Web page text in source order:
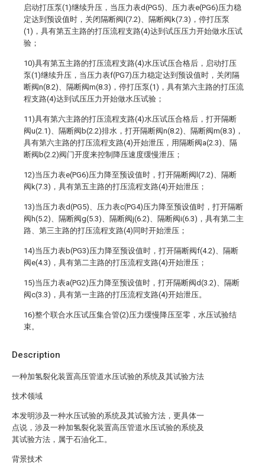
Description
一种加氢裂化装置高压管道水压试验的系统及其试验方法
技术领域
本发明涉及一种水压试验的系统及其试验方法，更具体一
点说，涉及一种加氢裂化装置高压管道水压试验的系统及
其试验方法，属于石油化工。
背景技术
启动打压泵(1)继续升压，当压力表d(PG5)、压力表e(PG6)压力稳
定达到预设值时，关闭隔断阀l(7.2)、隔断阀k(7.3)，停打压泵
(1)，具有第五主路的打压流程支路(4)达到试压压力开始做水压试
验；
10)具有第五主路的打压流程支路(4)水压试压合格后，启动打压
泵(1)继续升压，当压力表f(PG7)压力稳定达到预设值时，关闭隔
断阀n(8.2)、隔断阀m(8.3)，停打压泵(1)，具有第六主路的打压流
程支路(4)达到试压压力开始做水压试验；
11)具有第六主路的打压流程支路(4)水压试压合格后，打开隔断
阀u(2.1)、隔断阀b(2.2)排水，打开隔断阀n(8.2)、隔断阀m(8.3)，
具有第六主路的打压流程支路(4)开始泄压，用隔断阀a(2.3)、隔
断阀b(2.2)阀门开度来控制降压速度缓慢泄压；
12)当压力表e(PG6)压力降至预设值时，打开隔断阀l(7.2)、隔断
阀k(7.3)，具有第五主路的打压流程支路(4)开始泄压；
13)当压力表d(PG5)、压力表c(PG4)压力降至预设值时，打开隔断
阀h(5.2)、隔断阀g(5.3)、隔断阀j(6.2)、隔断阀i(6.3)，具有第二主
路、第三主路的打压流程支路(4)同时开始泄压；
14)当压力表b(PG3)压力降至预设值时，打开隔断阀f(4.2)、隔断
阀e(4.3)，具有第二主路的打压流程支路(4)开始泄压；
15)当压力表a(PG2)压力降至预设值时，打开隔断阀d(3.2)、隔断
阀c(3.3)，具有第一主路的打压流程支路(4)开始泄压。
16)整个联合水压试压集合管(2)压力缓慢降压至零，水压试验结
束。